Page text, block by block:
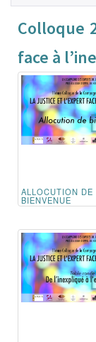
Colloque
face à
ALLOCUTION DE
BIENVENUE